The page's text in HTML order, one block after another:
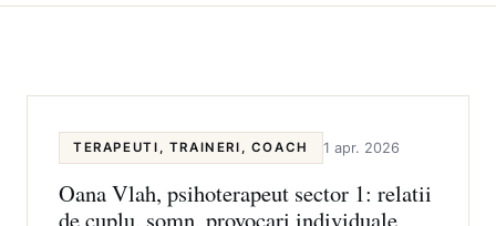
TERAPEUTI, TRAINERI, COACH 1 apr. 2026
Oana Vlah, psihoterapeut sector 1: relatii
de cuplu, somn, provocari individuale